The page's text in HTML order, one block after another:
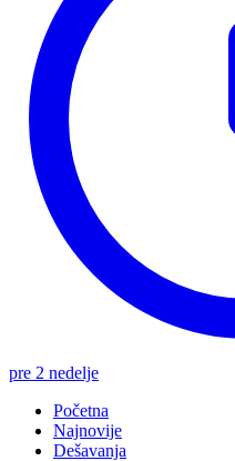
pre 2 nedelje
Početna
Najnovije
Dešavanja